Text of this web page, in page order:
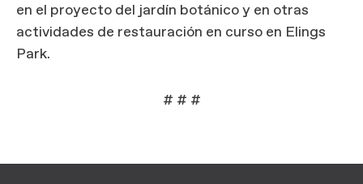
en el proyecto del jardín botánico y en otras
actividades de restauración en curso en Elings
Park.
# # #